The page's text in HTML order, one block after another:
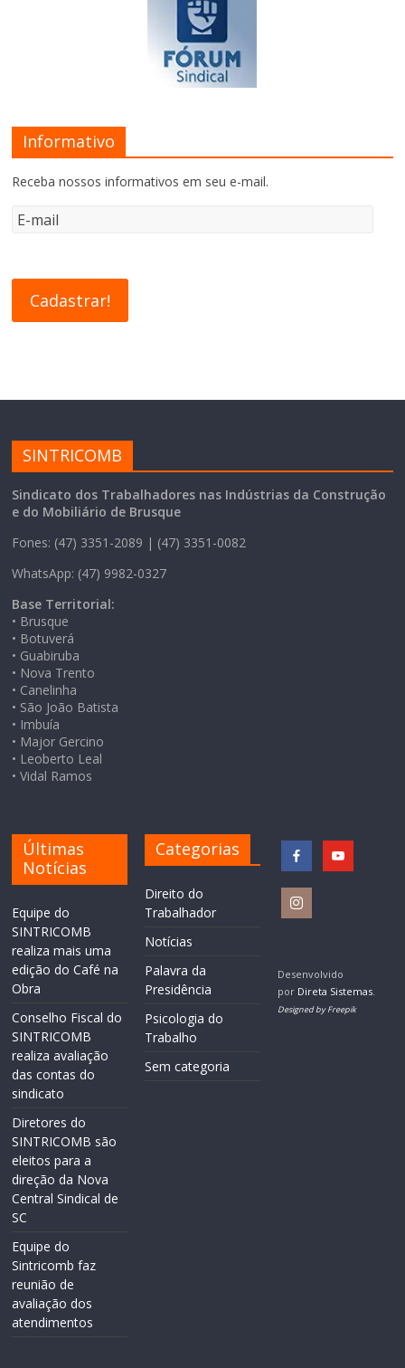
Informativo
Receba nossos informativos em seu e-mail.
SINTRICOMB
Sindicato dos Trabalhadores nas Indústrias da Construção
e do Mobiliário de Brusque
Fones: (47) 3351-2089 | (47) 3351-0082
WhatsApp: (47) 9982-0327
Base Territorial:
• Brusque
• Botuverá
• Guabiruba
• Nova Trento
• Canelinha
• São João Batista
• Imbuía
• Major Gercino
• Leoberto Leal
• Vidal Ramos
Últimas
Notícias
Equipe do
SINTRICOMB
realiza mais uma
edição do Café na
Obra
Conselho Fiscal do
SINTRICOMB
realiza avaliação
das contas do
sindicato
Diretores do
SINTRICOMB são
eleitos para a
direção da Nova
Central Sindical de
SC
Equipe do
Sintricomb faz
reunião de
avaliação dos
atendimentos
Categorias
Direito do
Trabalhador
Notícias
Palavra da
Presidência
Psicologia do
Trabalho
Sem categoria
Desenvolvido
por Direta Sistemas.
Designed by Freepik